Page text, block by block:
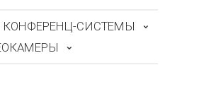
КОНФЕРЕНЦ-СИСТЕМЫ